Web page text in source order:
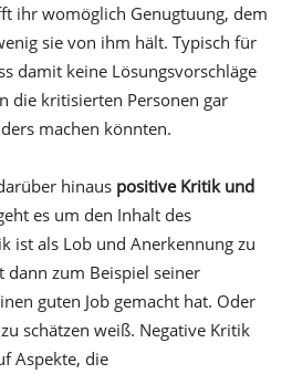
ihr womöglich Genugtuung, dem
sie von ihm hält. Typisch für
damit keine Lösungsvorschläge
die kritisierten Personen gar
machen könnten.
hinaus positive Kritik und
es um den Inhalt des
ist als Lob und Anerkennung zu
dann zum Beispiel seiner
guten Job gemacht hat. Oder
zu schätzen weiß. Negative Kritik
Aspekte, die